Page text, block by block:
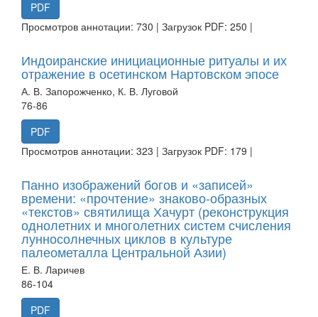
PDF
Просмотров аннотации: 730 | Загрузок PDF: 250 |
Индоиранские инициационные ритуалы и их
отражение в осетинском Нартовском эпосе
А. В. Запорожченко, К. В. Луговой
76-86
PDF
Просмотров аннотации: 323 | Загрузок PDF: 179 |
Панно изображений богов и «записей»
времени: «прочтение» знаково-образных
«текстов» святилища Хачурт (реконструкция
однолетних и многолетних систем счисления
лунносолнечных циклов в культуре
палеометалла Центральной Азии)
Е. В. Ларичев
86-104
PDF